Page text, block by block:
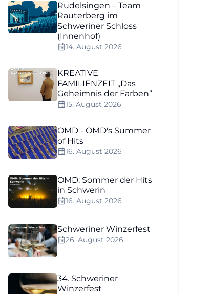
Rudelsingen – Team
Rauterberg im
Schweriner Schloss
(Innenhof)
14. August 2026
KREATIVE
FAMILIENZEIT „Das
Geheimnis der Farben“
15. August 2026
OMD - OMD's Summer
of Hits
16. August 2026
OMD: Sommer der Hits
in Schwerin
16. August 2026
Schweriner Winzerfest
26. August 2026
34. Schweriner
Winzerfest